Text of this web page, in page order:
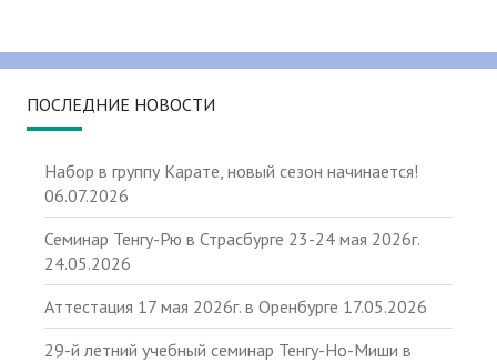
ПОСЛЕДНИЕ НОВОСТИ
Набор в группу Карате, новый сезон начинается!
06.07.2026
Семинар Тенгу-Рю в Страсбурге 23-24 мая 2026г.
24.05.2026
Аттестация 17 мая 2026г. в Оренбурге 17.05.2026
29-й летний учебный семинар Тенгу-Но-Миши в